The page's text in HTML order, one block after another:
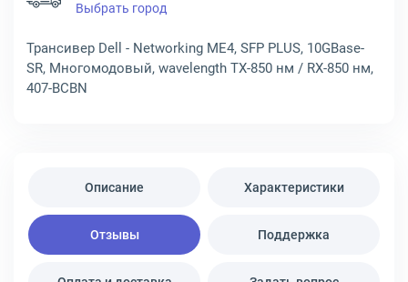
Выбрать город
Трансивер Dell - Networking ME4, SFP PLUS, 10GBase-
SR, Многомодовый, wavelength TX-850 нм / RX-850 нм,
407-BCBN
Описание Характеристики
Отзывы Поддержка